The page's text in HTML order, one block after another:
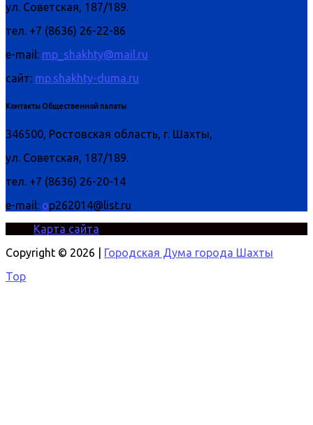
ул. Советская, 187/189.
тел. +7 (8636) 26-22-86
e-mail: mp_shakhty@mail.ru
сайт: mp.shakhty-duma.ru
Контакты Общественной палаты
346500, Ростовская область, г. Шахты,
ул. Советская, 187/189.
тел. +7 (8636) 26-20-14
e-mail: op262014@list.ru
Карта сайта
Copyright © 2026 |
Городская Дума города Шахты
Top